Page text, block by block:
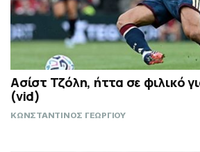
Ασίστ Τζόλη, ήττα σε φιλικό
(vid)
ΚΩΝΣΤΑΝΤΙΝΟΣ ΓΕΩΡΓΙΟΥ